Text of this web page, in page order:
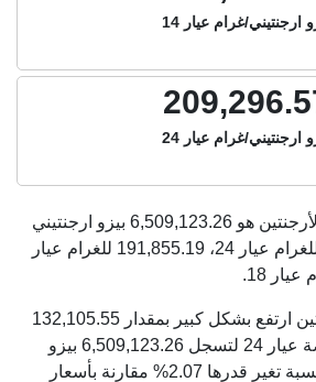
ارجنتيني/غرام عيار 14
ارجنتيني/غرام عيار 24
هو 6,509,123.26 بيزو ارجنتيني
عيار 24، 191,855.19 للغرام عيار
18.
الذهب اليوم في الأرجنتين ارتفع بشكل كبير بمقدار 132,105.55
بيزو ارجنتيني لكل أونصة عيار 24 لتسجل 6,509,123.26 بيزو
ارجنتيني لكل أونصة (بنسبة تغير قدرها 2.07% مقارنة بأسعار